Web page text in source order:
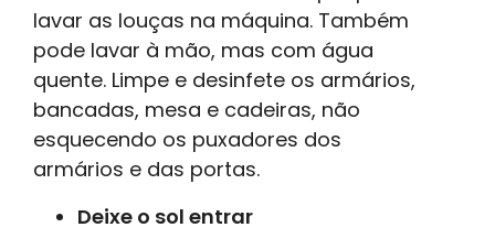
lavar as louças na máquina. Também
pode lavar à mão, mas com água
quente. Limpe e desinfete os armários,
bancadas, mesa e cadeiras, não
esquecendo os puxadores dos
armários e das portas.
Deixe o sol entrar